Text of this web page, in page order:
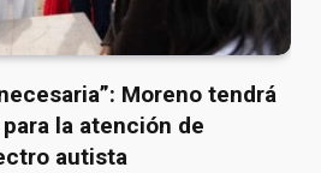
Moreno tendrá
la atención de
autista